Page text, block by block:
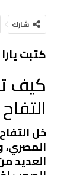
شارك
كتبت
كيف
خل
العديد